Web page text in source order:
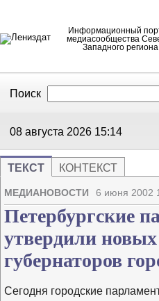
Информационный
медиасообщества
Западного региона
Поиск
08 августа 2026 15:14
ТЕКСТ КОНТЕКСТ
МЕДИАНОВОСТИ 6 июня 2002
Петербургские
утвердили
губернаторов
Сегодня городские